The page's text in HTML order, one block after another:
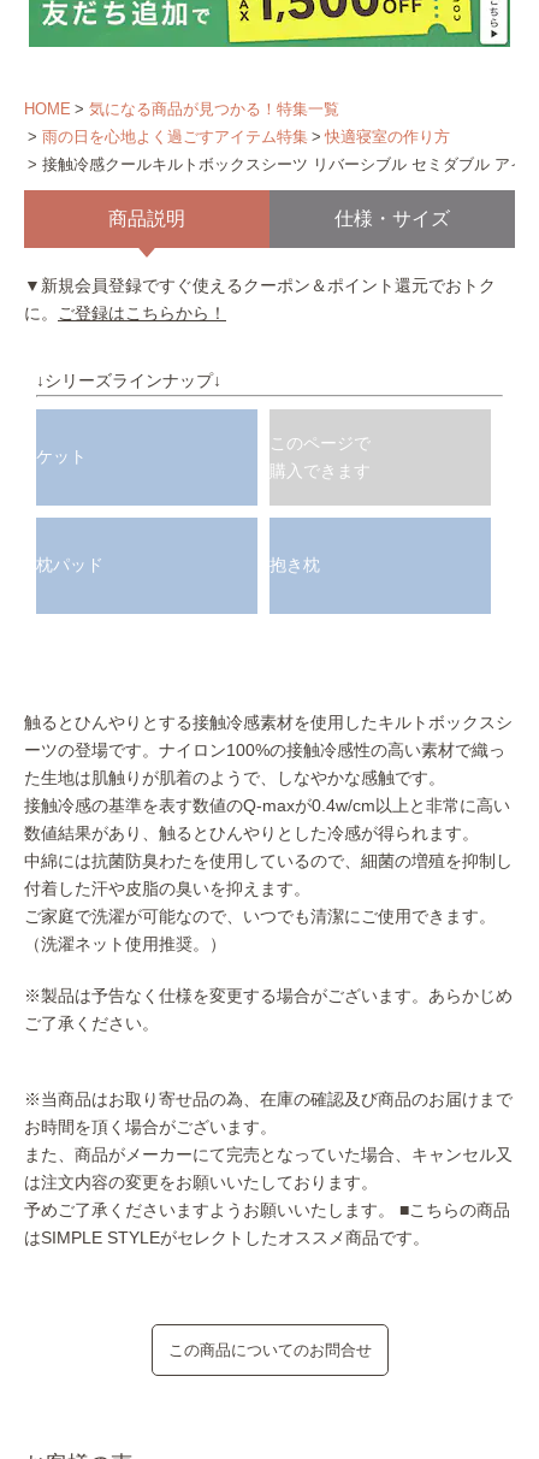
HOME
気になる商品が見つかる！特集一覧
雨の日を心地よく過ごすアイテム特集
快適寝室の作り方
接触冷感クールキルトボックスシーツ リバーシブル セミダブル アイ
商品説明 仕様・サイズ
▼新規会員登録ですぐ使えるクーポン＆ポイント還元でおトク
に。
ご登録はこちらから！
↓シリーズラインナップ↓
ケット
このページで
購入できます
枕パッド 抱き枕
触るとひんやりとする接触冷感素材を使用したキルトボックスシ
ーツの登場です。ナイロン100%の接触冷感性の高い素材で織っ
た生地は肌触りが肌着のようで、しなやかな感触です。
接触冷感の基準を表す数値のQ-maxが0.4w/cm以上と非常に高い
数値結果があり、触るとひんやりとした冷感が得られます。
中綿には抗菌防臭わたを使用しているので、細菌の増殖を抑制し
付着した汗や皮脂の臭いを抑えます。
ご家庭で洗濯が可能なので、いつでも清潔にご使用できます。
（洗濯ネット使用推奨。）
※製品は予告なく仕様を変更する場合がございます。あらかじめ
ご了承ください。
※当商品はお取り寄せ品の為、在庫の確認及び商品のお届けまで
お時間を頂く場合がございます。
また、商品がメーカーにて完売となっていた場合、キャンセル又
は注文内容の変更をお願いいたしております。
予めご了承くださいますようお願いいたします。 ■こちらの商品
はSIMPLE STYLEがセレクトしたオススメ商品です。
この商品についてのお問合せ